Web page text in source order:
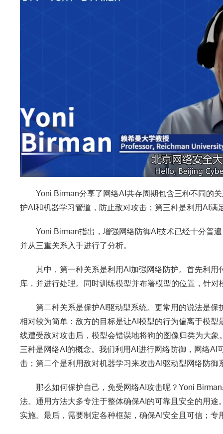
Yoni Birman分享了网络AI共存周期包含三种不同的关
护AI和机器学习管道，防止敌对攻击；第三种是利用AI满
Yoni Birman指出，增强网络防御AI技术已经十分普遍
并从三重关系入手进行了分析。
其中，第一种关系是利用AI加强网络防护。首先利用
库，并进行处理。同时训练模型并布署模型的位置，针
第二种关系是保护AI驱动型系统。更常用的说法是保
相对较为简单：敌方的目标是让AI模型的行为偏离于模
线遭受敌对攻击后，模型会错误地将狗的图像归类为大
三种是网络AI的概念。我们利用AI进行网络防御，网络
击；第二个是利用敌对机器学习来攻击AI驱动型网络防
那么如何保护自己，免受网络AI攻击呢？Yoni Birman
法。通用方法大多专注于整体确保AI的可靠且安全的用
实施。最后，需要制定各种框架，确保AI安全且可信；